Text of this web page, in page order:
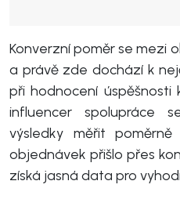
Konverzní poměr se mezi
a právě zde dochází k
při hodnocení úspěšnosti
influencer spolupráce
výsledky měřit poměrně
objednávek přišlo přes
získá jasná data pro